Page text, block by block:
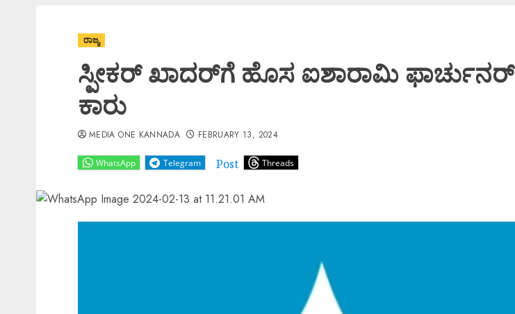
ರಾಜ್ಯ
ಸ್ಪೀಕರ್‌ ಖಾದರ್‌ಗೆ ಹೊಸ ಐಶಾರಾಮಿ ಫಾರ್ಚುನರ್‌
ಕಾರು
WhatsApp Telegram Post Threads
MEDIA ONE KANNADA FEBRUARY 13, 2024